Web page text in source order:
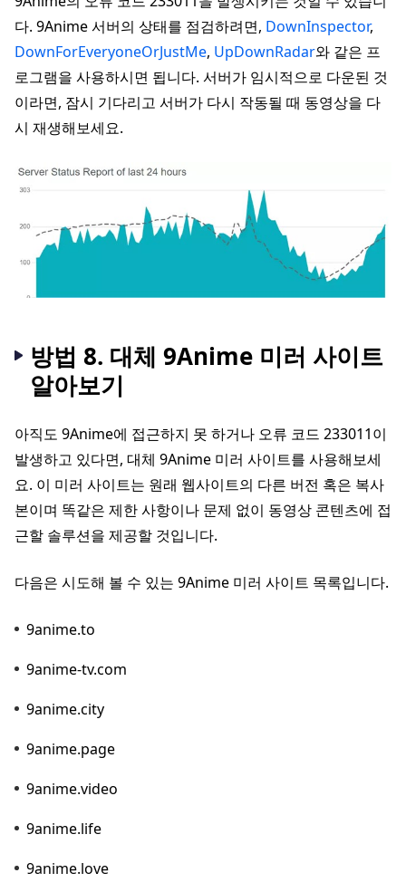
다. 9Anime 서버의 상태를 점검하려면, DownInspector,
DownForEveryoneOrJustMe, UpDownRadar와 같은 프
로그램을 사용하시면 됩니다. 서버가 임시적으로 다운된 것
이라면, 잠시 기다리고 서버가 다시 작동될 때 동영상을 다
시 재생해보세요.
방법 8. 대체 9Anime 미러 사이트
알아보기
아직도 9Anime에 접근하지 못 하거나 오류 코드 233011이
발생하고 있다면, 대체 9Anime 미러 사이트를 사용해보세
요. 이 미러 사이트는 원래 웹사이트의 다른 버전 혹은 복사
본이며 똑같은 제한 사항이나 문제 없이 동영상 콘텐츠에 접
근할 솔루션을 제공할 것입니다.
다음은 시도해 볼 수 있는 9Anime 미러 사이트 목록입니다.
9anime.to
9anime-tv.com
9anime.city
9anime.page
9anime.video
9anime.life
9anime.love